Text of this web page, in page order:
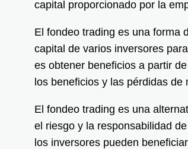
capital proporcionado por la
El fondeo trading es una forma
capital de varios inversores
es obtener beneficios a partir
los beneficios y las pérdidas
El fondeo trading es una
el riesgo y la responsabilidad
los inversores pueden